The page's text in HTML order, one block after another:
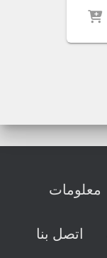
معلومات
اتصل بنا